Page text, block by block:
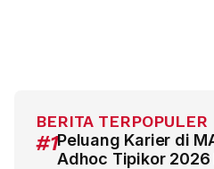
BERITA TERPOPULER
#1Peluang Karier di
Adhoc Tipikor 2026